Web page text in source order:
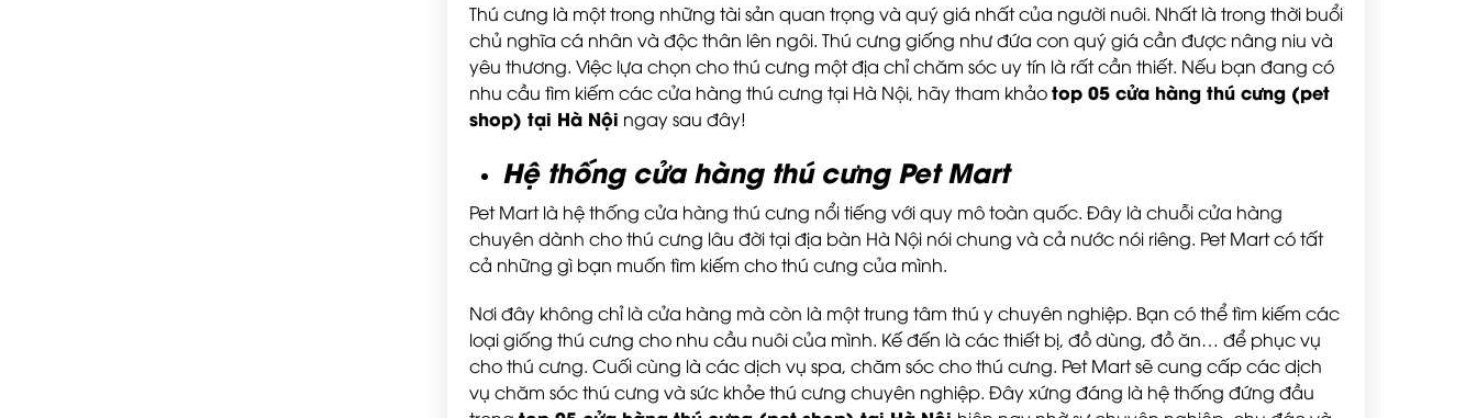
Thú cưng là một trong những tài sản quan trọng và quý giá nhất của người nuôi. Nhất là trong thời buổi
chủ nghĩa cá nhân và độc thân lên ngôi. Thú cưng giống như đứa con quý giá cần được nâng niu và
yêu thương. Việc lựa chọn cho thú cưng một địa chỉ chăm sóc uy tín là rất cần thiết. Nếu bạn đang có
nhu cầu tìm kiếm các cửa hàng thú cưng tại Hà Nội, hãy tham khảotop 05 cửa hàng thú cưng (pet
shop) tại Hà Nội ngay sau đây!
Hệ thống cửa hàng thú cưng Pet Mart
Pet Mart là hệ thống cửa hàng thú cưng nổi tiếng với quy mô toàn quốc. Đây là chuỗi cửa hàng
chuyên dành cho thú cưng lâu đời tại địa bàn Hà Nội nói chung và cả nước nói riêng. Pet Mart có tất
cả những gì bạn muốn tìm kiếm cho thú cưng của mình.
Nơi đây không chỉ là cửa hàng mà còn là một trung tâm thú y chuyên nghiệp. Bạn có thể tìm kiếm các
loại giống thú cưng cho nhu cầu nuôi của mình. Kế đến là các thiết bị, đồ dùng, đồ ăn… để phục vụ
cho thú cưng. Cuối cùng là các dịch vụ spa, chăm sóc cho thú cưng. Pet Mart sẽ cung cấp các dịch
vụ chăm sóc thú cưng và sức khỏe thú cưng chuyên nghiệp. Đây xứng đáng là hệ thống đứng đầu